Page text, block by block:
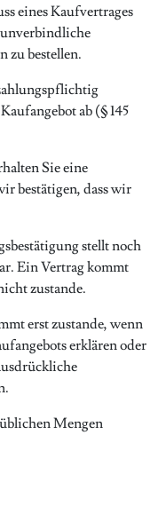
eines Kaufvertrages
unverbindliche
zu bestellen.
ab (§ 145
Sie eine
bestätigen, dass wir
stellt noch
Ein Vertrag kommt
zustande.
erst zustande, wenn
erklären oder
Mengen